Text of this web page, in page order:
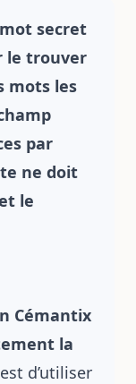
secret
le trouver
mots les
par
ne doit
le
Cémantix
la
d’utiliser